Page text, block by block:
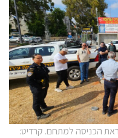
הכניסה למתחם. קרדיט: